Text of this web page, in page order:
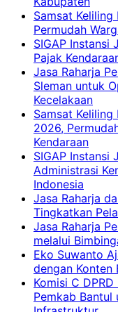
Samsat
Permudah
SIGAP Instansi
Pajak
Jasa Raharja
Sleman untuk
Kecelakaan
Samsat Keliling
2026,
Kendaraan
SIGAP Instansi
Administrasi
Indonesia
Jasa Raharja
Tingkatkan
Jasa Raharja
melalui
Eko Suwanto
dengan Konten
Komisi C
Pemkab Bantul